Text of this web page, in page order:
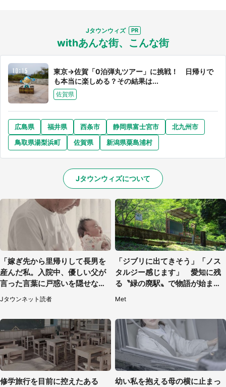
Jタウンウィズ
withあんな街、こんな街
東京→佐賀「0泊弾丸ツアー」に挑戦！ 日帰りで
も本当に楽しめる？その結果は...
佐賀県
広島県 福井県 西条市 静岡県富士宮市
北九州市
鳥取県湯梨浜町
佐賀県 新潟県粟島浦村
Jタウンウィズについて
「嫁ぎ先から里帰りして長男を
産んだ私。入院中、優しい父が
言った言葉に戸惑いを隠せな
い」（兵庫県・50代女性）
Jタウンネット読者
「ジブリに出てきそう」「ノス
タルジー感じます」 愛知に残
る〝緑の廃駅〟で物語が始まり
そう
Met
修学旅行を目前に控えたある
幼い私を抱える母の横に止まっ